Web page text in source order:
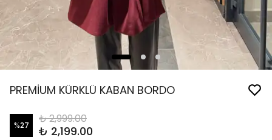
PREMİUM KÜRKLÜ KABAN BORDO
%27 ₺ 2,999.00
₺ 2,199.00